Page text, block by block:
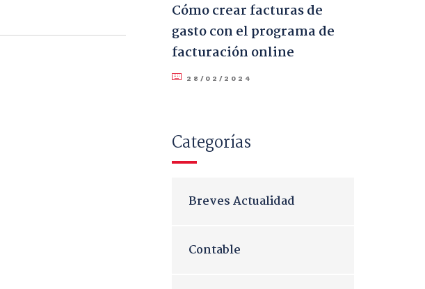
Cómo crear facturas de
gasto con el programa de
facturación online
28/02/2024
Categorías
Breves Actualidad
Contable